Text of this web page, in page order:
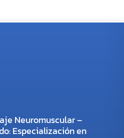
Neuromuscular –
Especialización en